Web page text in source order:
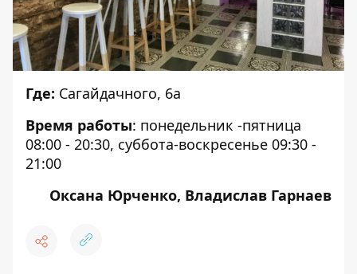
Где: Сагайдачного, 6а
Время работы: понедельник -пятница
08:00 - 20:30, суббота-воскресенье 09:30 -
21:00
Оксана Юрченко, Владислав Гарнаев